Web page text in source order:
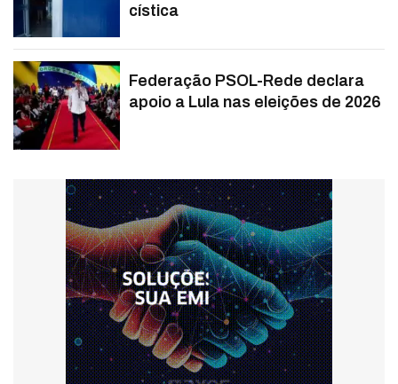
cística
Federação PSOL-Rede declara
apoio a Lula nas eleições de 2026